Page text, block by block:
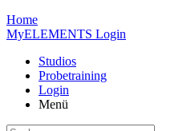
Home
MyELEMENTS Login
Studios
Probe­training
Login
Menü